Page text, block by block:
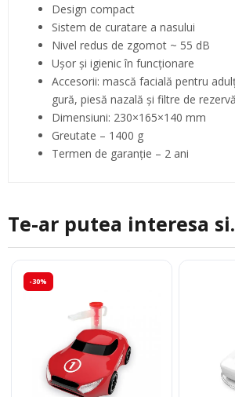
Design compact
Sistem de curatare a nasului
Nivel redus de zgomot ~ 55 dB
Uşor şi igienic în funcţionare
Accesorii: mască facială pentru
gură, piesă nazală şi filtre de rezervă
Dimensiuni: 230×165×140 mm
Greutate – 1400 g
Termen de garanţie – 2 ani
Te-ar putea interesa
-30%